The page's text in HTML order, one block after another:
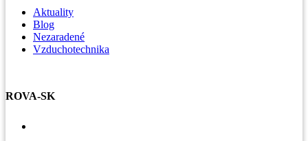
Aktuality
Blog
Nezaradené
Vzduchotechnika
ROVA-SK